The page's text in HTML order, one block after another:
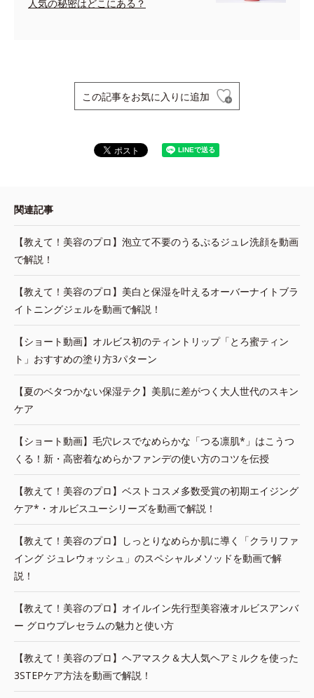
人気の秘密はどこにある？
この記事をお気に入りに追加
関連記事
【教えて！美容のプロ】泡立て不要のうるぷるジュレ洗顔を動画
で解説！
【教えて！美容のプロ】美白と保湿を叶えるオーバーナイトブラ
イトニングジェルを動画で解説！
【ショート動画】オルビス初のティントリップ「とろ蜜ティン
ト」おすすめの塗り方3パターン
【夏のベタつかない保湿テク】美肌に差がつく大人世代のスキン
ケア
【ショート動画】毛穴レスでなめらかな「つる凛肌*」はこうつ
くる！新・高密着なめらかファンデの使い方のコツを伝授
【教えて！美容のプロ】ベストコスメ多数受賞の初期エイジング
ケア*・オルビスユーシリーズを動画で解説！
【教えて！美容のプロ】しっとりなめらか肌に導く「クラリファ
イング ジュレウォッシュ」のスペシャルメソッドを動画で解
説！
【教えて！美容のプロ】オイルイン先行型美容液オルビスアンバ
ー グロウプレセラムの魅力と使い方
【教えて！美容のプロ】ヘアマスク＆大人気ヘアミルクを使った
3STEPケア方法を動画で解説！